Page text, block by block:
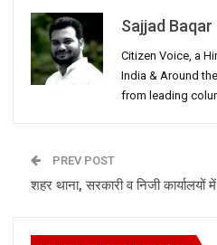
Sajjad Baqar
Citizen Voice, a
India & Around
from leading
PREV POST
शहर थाना, सरकारी व निजी